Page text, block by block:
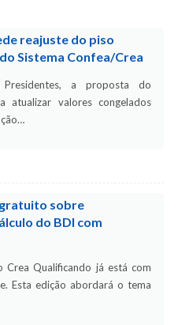
reajuste do piso
Sistema Confea/Crea
a proposta do
atualizar valores congelados
sobre
do BDI com
Qualificando já está com
Esta edição abordará o tema